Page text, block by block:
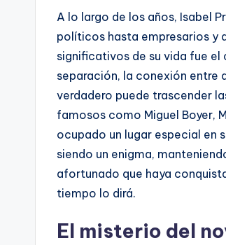
A lo largo de los años, Isabel
políticos hasta empresarios y
significativos de su vida fue el
separación, la conexión entre
verdadero puede trascender
famosos como Miguel Boyer,
ocupado un lugar especial en
siendo un enigma,
afortunado que haya
tiempo lo dirá.
El misterio del